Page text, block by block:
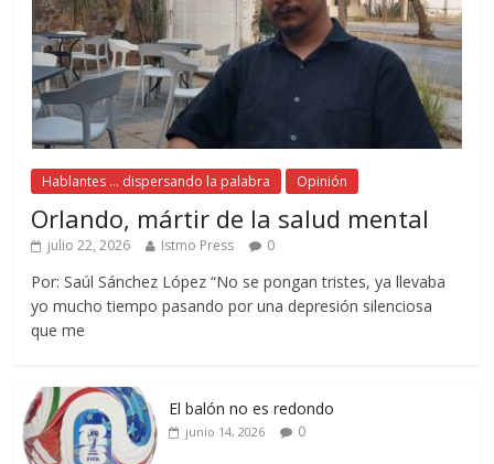
Hablantes ... dispersando la palabra Opinión
Orlando, mártir de la salud mental
julio 22, 2026 Istmo Press 0
Por: Saúl Sánchez López “No se pongan tristes, ya llevaba
yo mucho tiempo pasando por una depresión silenciosa
que me
El balón no es redondo
junio 14, 2026 0